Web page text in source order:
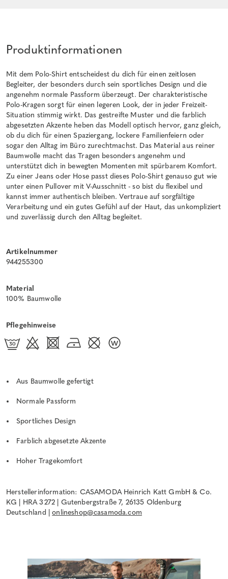
Produktinformationen
Mit dem Polo-Shirt entscheidest du dich für einen zeitlosen
Begleiter, der besonders durch sein sportliches Design und die
angenehm normale Passform überzeugt. Der charakteristische
Polo-Kragen sorgt für einen legeren Look, der in jeder Freizeit-
Situation stimmig wirkt. Das gestreifte Muster und die farblich
abgesetzten Akzente heben das Modell optisch hervor, ganz gleich,
ob du dich für einen Spaziergang, lockere Familienfeiern oder
sogar den Alltag im Büro zurechtmachst. Das Material aus reiner
Baumwolle macht das Tragen besonders angenehm und
unterstützt dich in bewegten Momenten mit spürbarem Komfort.
Zu einer Jeans oder Hose passt dieses Polo-Shirt genauso gut wie
unter einen Pullover mit V-Ausschnitt - so bist du flexibel und
kannst immer authentisch bleiben. Vertraue auf sorgfältige
Verarbeitung und ein gutes Gefühl auf der Haut, das unkompliziert
und zuverlässig durch den Alltag begleitet.
Artikelnummer
944255300
Material
100% Baumwolle
Pflegehinweise
Aus Baumwolle gefertigt
Normale Passform
Sportliches Design
Farblich abgesetzte Akzente
Hoher Tragekomfort
Herstellerinformation: CASAMODA Heinrich Katt GmbH & Co.
KG | HRA 3272 | Gutenbergstraße 7, 26135 Oldenburg
Deutschland |onlineshop@casamoda.com